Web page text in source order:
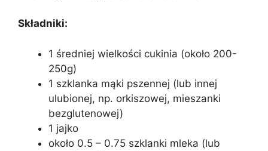
Składniki:
1 średniej wielkości cukinia (około 200-
250g)
1 szklanka mąki pszennej (lub innej
ulubionej, np. orkiszowej, mieszanki
bezglutenowej)
1 jajko
około 0.5 – 0.75 szklanki mleka (lub